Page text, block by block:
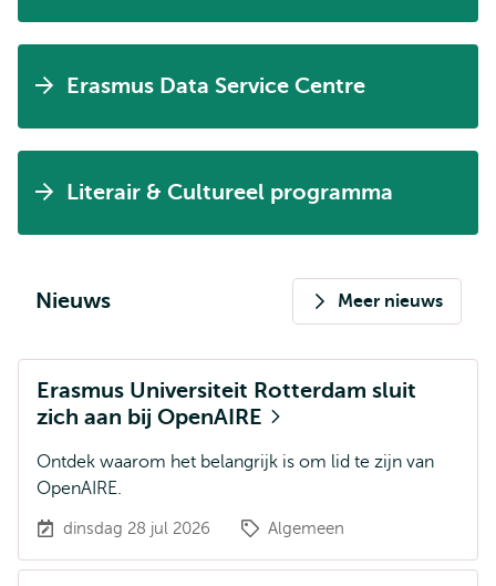
extern
Erasmus Data Service Centre
Literair & Cultureel programma
Nieuws Meer nieuws
Erasmus Universiteit Rotterdam sluit
zich aan bij OpenAIRE
Ontdek waarom het belangrijk is om lid te zijn van
OpenAIRE.
dinsdag 28 jul 2026 Algemeen